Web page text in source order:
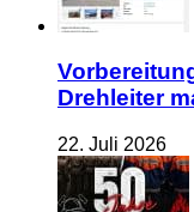
Drehleiter
22. Juli 2026